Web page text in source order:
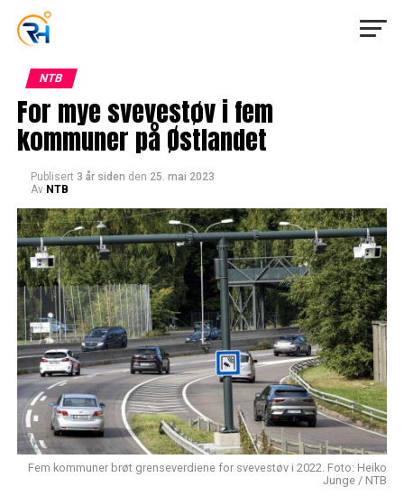
NTB
For mye svevestøv i fem
kommuner på Østlandet
Publisert 3 år siden den 25. mai 2023
Av NTB
Fem kommuner brøt grenseverdiene for svevestøv i 2022. Foto: Heiko
Junge / NTB